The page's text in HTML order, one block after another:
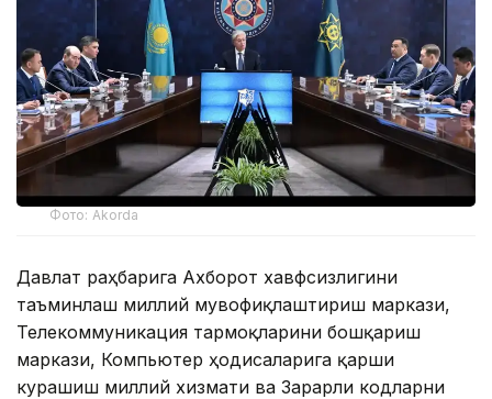
Фото: Akorda
Давлат раҳбарига Ахборот хавфсизлигини
таъминлаш миллий мувофиқлаштириш маркази,
Телекоммуникация тармоқларини бошқариш
маркази, Компьютер ҳодисаларига қарши
курашиш миллий хизмати ва Зарарли кодларни